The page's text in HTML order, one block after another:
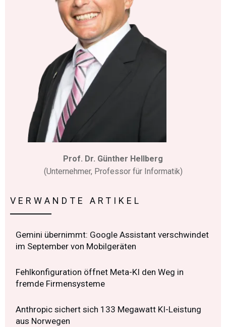
Prof. Dr. Günther Hellberg
(Unternehmer, Professor für Informatik)
VERWANDTE ARTIKEL
Gemini übernimmt: Google Assistant verschwindet
im September von Mobilgeräten
Fehlkonfiguration öffnet Meta-KI den Weg in
fremde Firmensysteme
Anthropic sichert sich 133 Megawatt KI-Leistung
aus Norwegen